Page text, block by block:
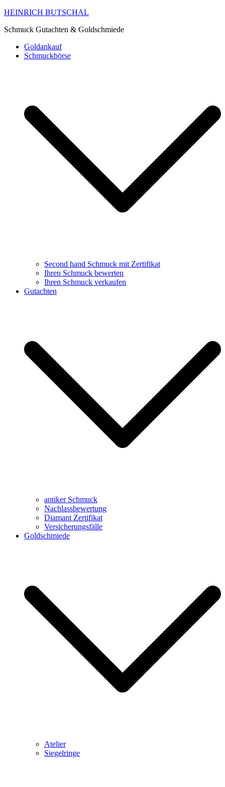
HEINRICH BUTSCHAL
Schmuck Gutachten & Goldschmiede
Goldankauf
Schmuckbörse
Second hand Schmuck mit Zertifikat
Ihren Schmuck bewerten
Ihren Schmuck verkaufen
Gutachten
antiker Schmuck
Nachlassbewertung
Diamant Zertifikat
Versicherungsfälle
Goldschmiede
Atelier
Siegelringe